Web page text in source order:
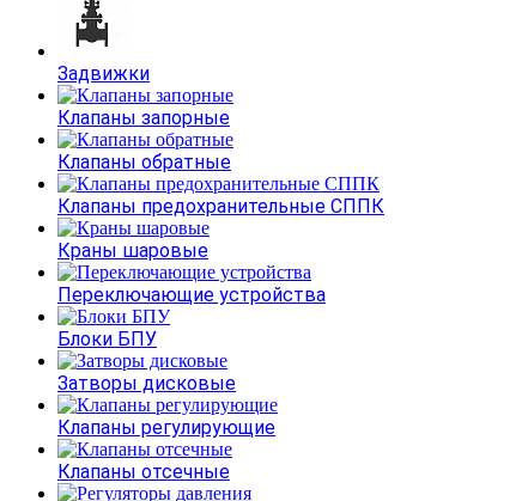
Задвижки
Клапаны запорные
Клапаны обратные
Клапаны предохранительные СППК
Краны шаровые
Переключающие устройства
Блоки БПУ
Затворы дисковые
Клапаны регулирующие
Клапаны отсечные